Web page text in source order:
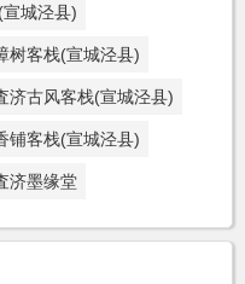
城泾县)
树客栈(宣城泾县)
济古风客栈(宣城泾县)
铺客栈(宣城泾县)
济墨缘堂